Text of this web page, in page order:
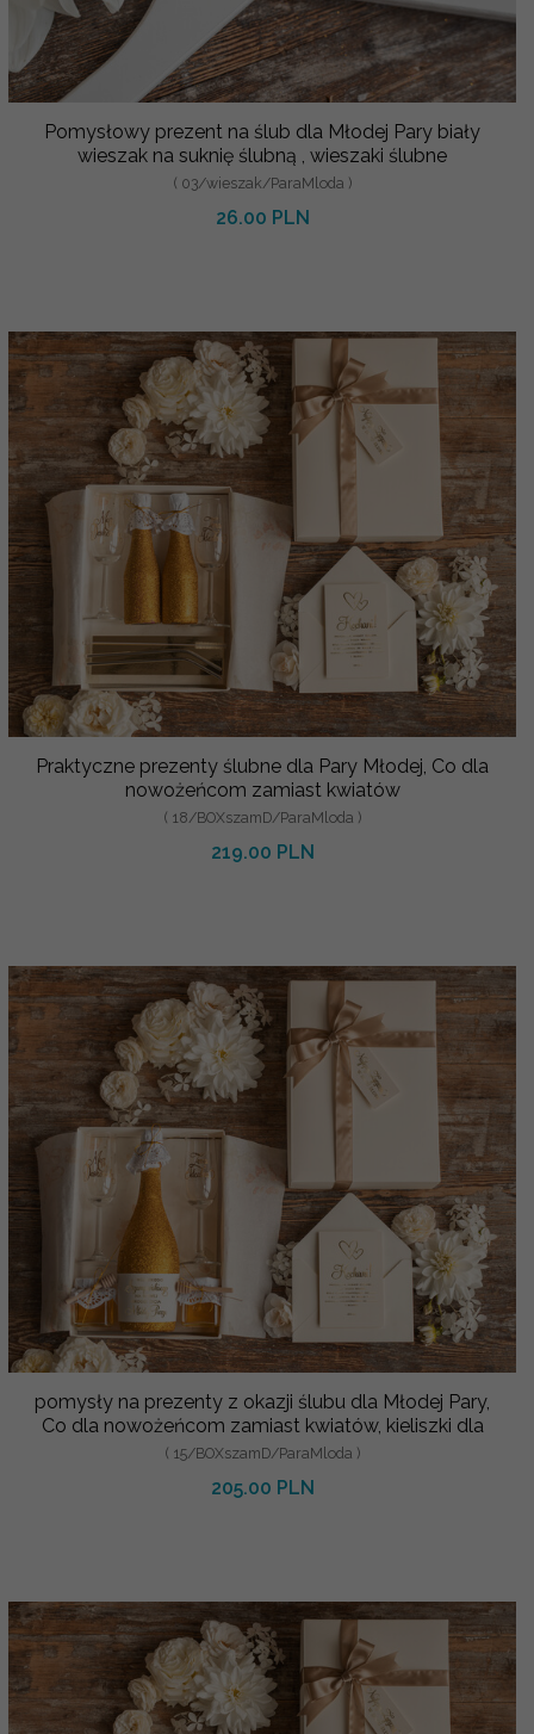
Pomysłowy prezent na ślub dla Młodej Pary biały
wieszak na suknię ślubną , wieszaki ślubne
( 03/wieszak/ParaMloda )
26.00 PLN
Praktyczne prezenty ślubne dla Pary Młodej, Co dla
nowożeńcom zamiast kwiatów
( 18/BOXszamD/ParaMloda )
219.00 PLN
pomysły na prezenty z okazji ślubu dla Młodej Pary,
Co dla nowożeńcom zamiast kwiatów, kieliszki dla
( 15/BOXszamD/ParaMloda )
205.00 PLN